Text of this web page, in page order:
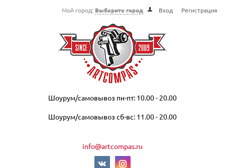
Мой город: Выберите город Вход Регистрация
Шоурум/самовывоз пн-пт: 10.00 - 20.00
Шоурум/самовывоз сб-вс: 11.00 - 20.00
info@artcompas.ru